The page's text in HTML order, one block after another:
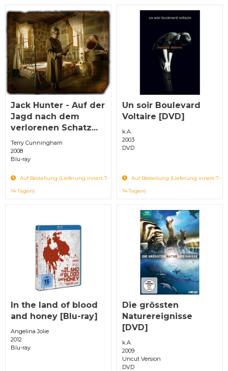
Jack Hunter - Auf der
Jagd nach dem
verlorenen Schatz...
Terry Cunningham
2008
Blu-ray
Auf Bestellung (Lieferung innert 7-
14 Tagen)
Un soir Boulevard
Voltaire [DVD]
k.A.
2003
DVD
Auf Bestellung (Lieferung innert 7-
14 Tagen)
In the land of blood
and honey [Blu-ray]
Angelina Jolie
2012
Blu-ray
Die grössten
Naturereignisse
[DVD]
k.A.
2009
Uncut Version
DVD